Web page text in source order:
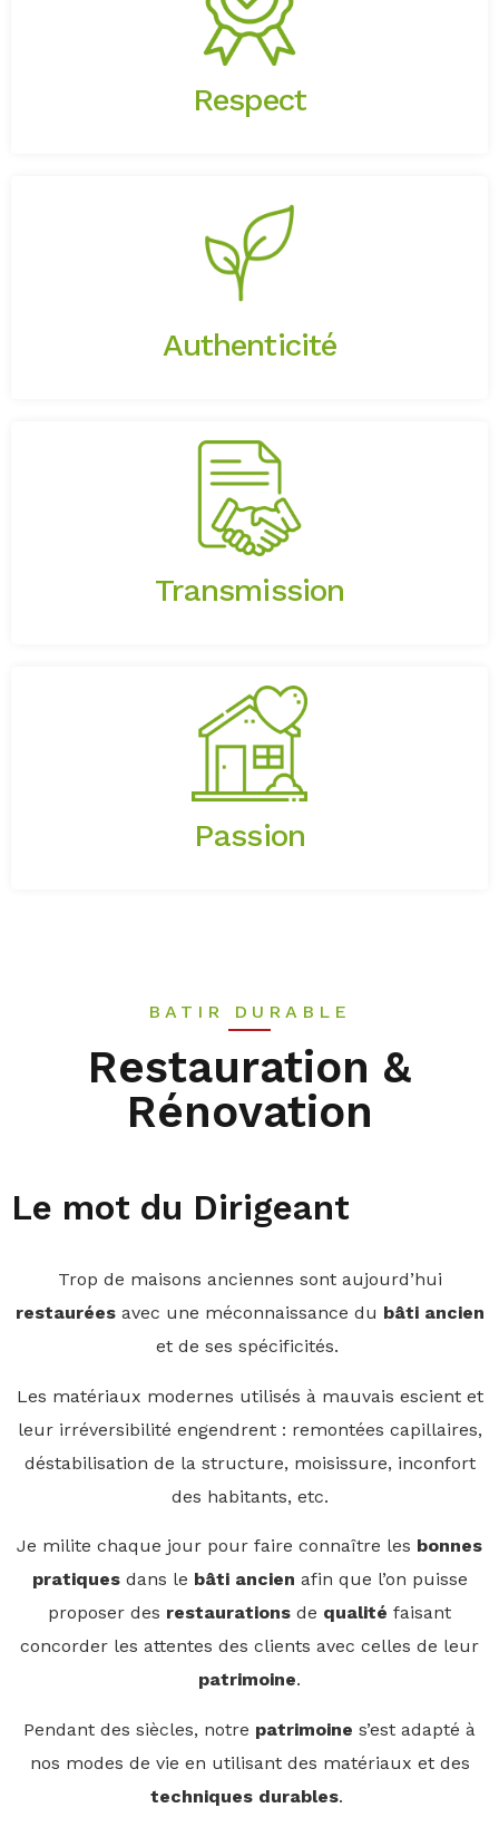
Respect
De l’histoire du bâtiment, du travail
réalisé par les anciens, des attentes des
clients, de l’environnement.
Authenticité
Dans le choix des matériaux utilisés,
dans les relations avec les clients.
Transmission
Devis détaillé et explication des choix
techniques retenus, formation auprès
d’auto-constructeurs.
Passion
Dynamique d’équipe et de travail,
formation continue des employés,
partage des savoir-faire et des
BATIR DURABLE
Restauration &
Rénovation
Le mot du Dirigeant
Trop de maisons anciennes sont aujourd’hui
restauréesavec une méconnaissance du bâti ancien
et de ses spécificités.
Les matériaux modernes utilisés à mauvais escient et
leur irréversibilité engendrent : remontées capillaires,
déstabilisation de la structure, moisissure, inconfort
des habitants, etc.
Je milite chaque jour pour faire connaître les bonnes
pratiquesdans le bâti ancien afin que l’on puisse
proposer des restaurations de qualité faisant
concorder les attentes des clients avec celles de leur
patrimoine.
Pendant des siècles, notre patrimoine s’est adapté à
nos modes de vie en utilisant des matériaux et des
techniques durables.